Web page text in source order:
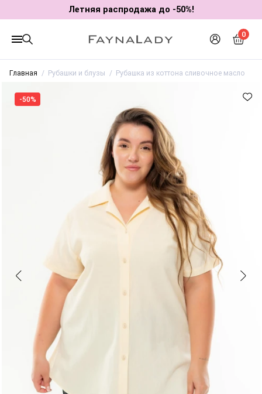
Летняя распродажа до -50%!
0
Главная Рубашки и блузы Рубашка из коттона сливочное масло
-50%